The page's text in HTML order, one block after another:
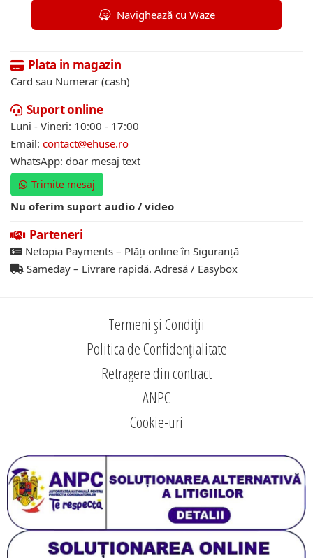
Navighează cu Waze
Plata in magazin
Card sau Numerar (cash)
Suport online
Luni - Vineri: 10:00 - 17:00
Email: contact@ehuse.ro
WhatsApp: doar mesaj text
Trimite mesaj
Nu oferim suport audio / video
Parteneri
Netopia Payments – Plăți online în Siguranță
Sameday – Livrare rapidă. Adresă / Easybox
Termeni și Condiții
Politica de Confidențialitate
Retragere din contract
ANPC
Cookie-uri